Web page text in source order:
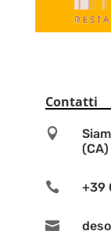
Contatti

(CA)
 +39
